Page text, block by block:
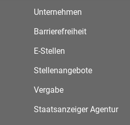
Unternehmen
Barrierefreiheit
E-Stellen
Stellenangebote
Vergabe
Staatsanzeiger Agentur